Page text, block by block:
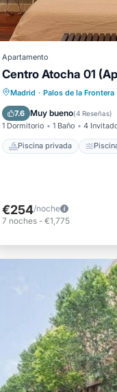
Apartamento
Centro Atocha 01
Madrid · Palos de la Frontera
7.6 Muy bueno(4 Reseñas)
1 Dormitorio 1 Baño 4
Piscina privada
Piscina privada
Aire acondicionado
€254/noche
7 noches - €1,775